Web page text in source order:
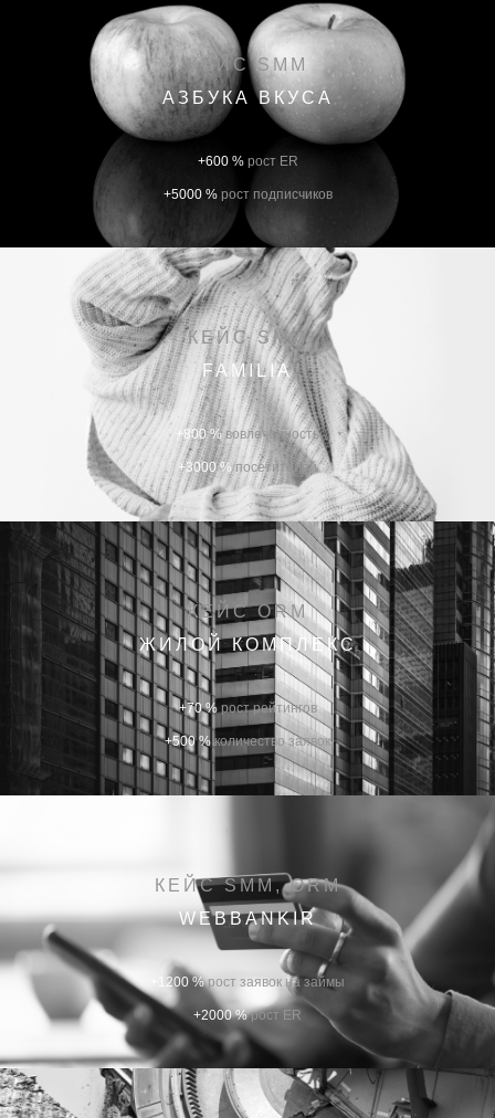
КЕЙС SMM
АЗБУКА ВКУСА
+600 % рост ER
+5000 % рост подписчиков
КЕЙС SMM
FAMILIA
+800 %вовлеченность
+3000 %посетителей
КЕЙС ORM
ЖИЛОЙ КОМПЛЕКС
+70 %рост рейтингов
+500 % количество заявок
КЕЙС SMM, ORM
WEBBANKIR
+1200 %рост заявок на займы
+2000 %рост ER